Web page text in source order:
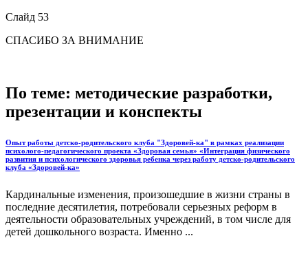
Слайд 53
СПАСИБО ЗА ВНИМАНИЕ
По теме: методические разработки,
презентации и конспекты
Опыт работы детско-родительского клуба "Здоровей-ка" в рамках реализации
психолого-педагогического проекта «Здоровая семья» «Интеграция физического
развития и психологического здоровья ребенка через работу детско-родительского
клуба «Здоровей-ка»
Кардинальные изменения, произошедшие в жизни страны в
последние десятилетия, потребовали серьезных реформ в
деятельности образовательных учреждений, в том числе для
детей дошкольного возраста. Именно ...